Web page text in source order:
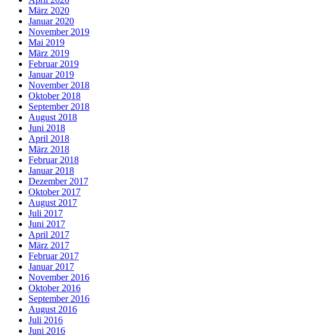
März 2020
Januar 2020
November 2019
Mai 2019
März 2019
Februar 2019
Januar 2019
November 2018
Oktober 2018
September 2018
August 2018
Juni 2018
April 2018
März 2018
Februar 2018
Januar 2018
Dezember 2017
Oktober 2017
August 2017
Juli 2017
Juni 2017
April 2017
März 2017
Februar 2017
Januar 2017
November 2016
Oktober 2016
September 2016
August 2016
Juli 2016
Juni 2016